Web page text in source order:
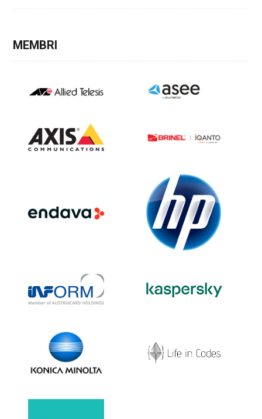
MEMBRI